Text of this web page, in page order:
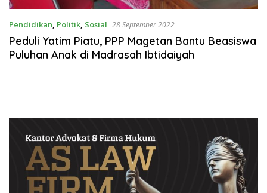
Pendidikan, Politik, Sosial 28 September 2022
Peduli Yatim Piatu, PPP Magetan Bantu Beasiswa
Puluhan Anak di Madrasah Ibtidaiyah